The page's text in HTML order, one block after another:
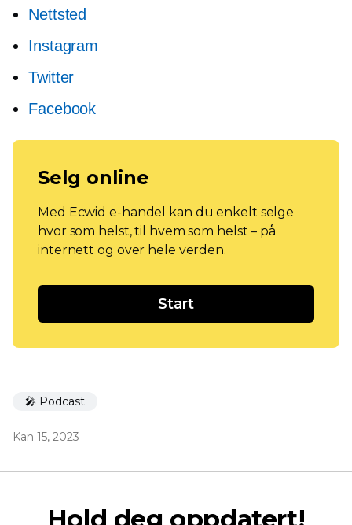
Nettsted
Instagram
Twitter
Facebook
Selg online
Med Ecwid e-handel kan du enkelt selge
hvor som helst, til hvem som helst – på
internett og over hele verden.
Start
🎤 Podcast
Kan 15, 2023